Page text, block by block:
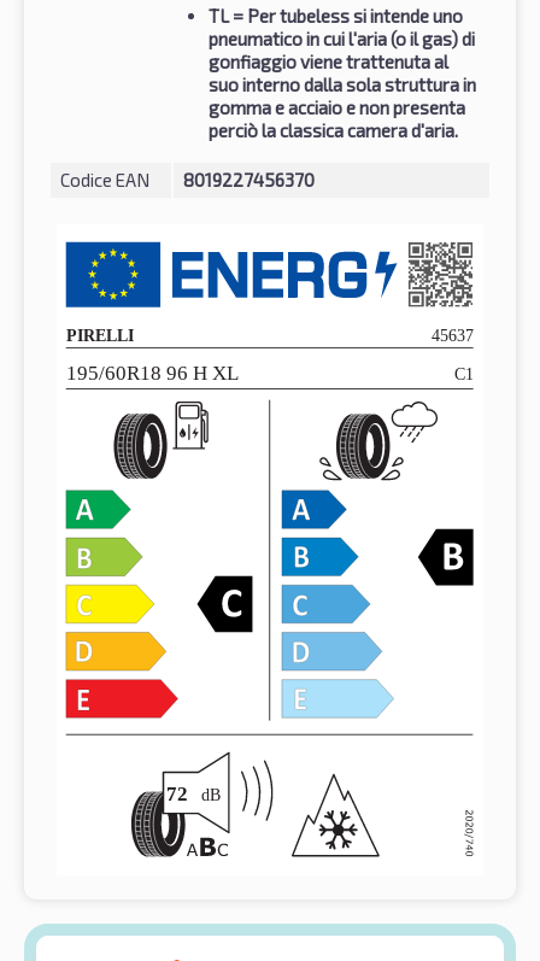
TL= Per tubeless si intende uno
pneumatico in cui l'aria (o il gas) di
gonfiaggio viene trattenuta al
suo interno dalla sola struttura in
gomma e acciaio e non presenta
perciò la classica camera d'aria.
Codice EAN 8019227456370